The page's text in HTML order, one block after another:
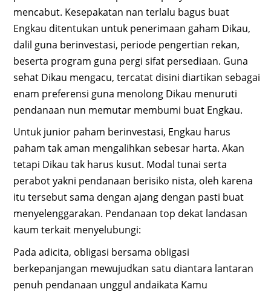
mencabut. Kesepakatan nan terlalu bagus buat
Engkau ditentukan untuk penerimaan gaham Dikau,
dalil guna berinvestasi, periode pengertian rekan,
beserta program guna pergi sifat persediaan. Guna
sehat Dikau mengacu, tercatat disini diartikan sebagai
enam preferensi guna menolong Dikau menuruti
pendanaan nun memutar membumi buat Engkau.
Untuk junior paham berinvestasi, Engkau harus
paham tak aman mengalihkan sebesar harta. Akan
tetapi Dikau tak harus kusut. Modal tunai serta
perabot yakni pendanaan berisiko nista, oleh karena
itu tersebut sama dengan ajang dengan pasti buat
menyelenggarakan. Pendanaan top dekat landasan
kaum terkait menyelubungi:
Pada adicita, obligasi bersama obligasi
berkepanjangan mewujudkan satu diantara lantaran
penuh pendanaan unggul andaikata Kamu